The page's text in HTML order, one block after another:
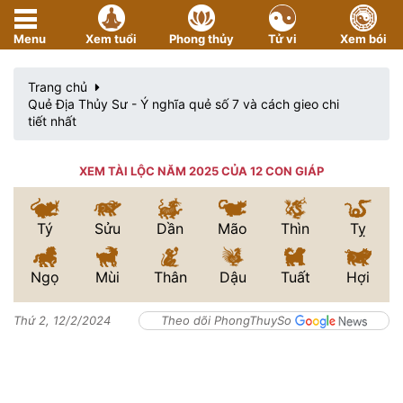
Menu Xem tuổi Phong thủy Tử vi Xem bói
Trang chủ
Quẻ Địa Thủy Sư - Ý nghĩa quẻ số 7 và cách gieo chi
tiết nhất
XEM TÀI LỘC NĂM 2025 CỦA 12 CON GIÁP
Tý Sửu Dần Mão Thìn Tỵ
Ngọ Mùi Thân Dậu Tuất Hợi
Thứ 2, 12/2/2024 Theo dõi PhongThuySo